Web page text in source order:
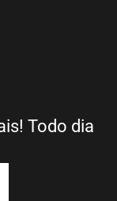
Todo dia